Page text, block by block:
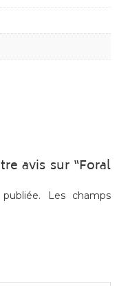
avis sur “Foral
Les champs